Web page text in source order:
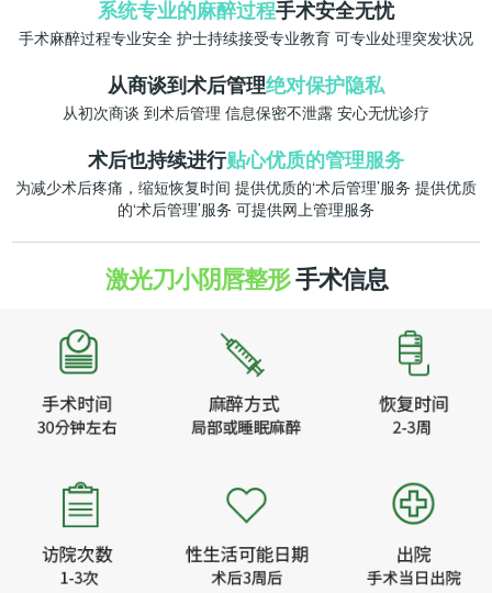
系统专业的麻醉过程手术安全无忧
手术麻醉过程专业安全 护士持续接受专业教育 可专业处理突发状况
从商谈到术后管理绝对保护隐私
从初次商谈 到术后管理 信息保密不泄露 安心无忧诊疗
术后也持续进行贴心优质的管理服务
为减少术后疼痛，缩短恢复时间 提供优质的‘术后管理’服务 提供优质
的‘术后管理’服务 可提供网上管理服务
激光刀小阴唇整形手术信息